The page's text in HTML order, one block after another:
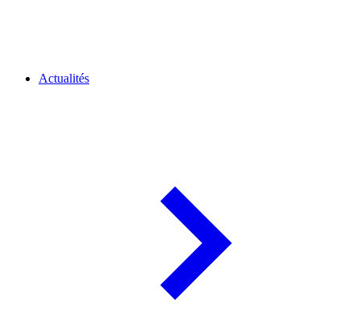
Actualités